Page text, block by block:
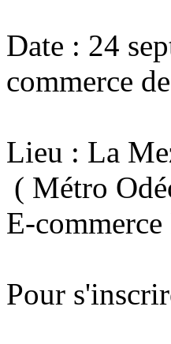
Date : 24
commerce
Lieu : La
( Métro
E-
Pour